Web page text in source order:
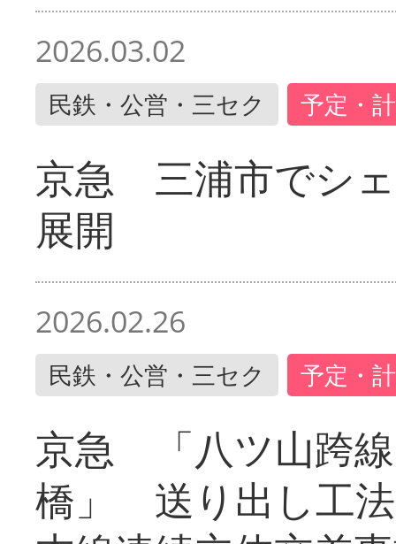
2026.03.02
民鉄・公営・三セク 予定・
京急 三浦市でシ
展開
2026.02.26
民鉄・公営・三セク 予定・
京急 「八ツ山跨
橋」 送り出し工